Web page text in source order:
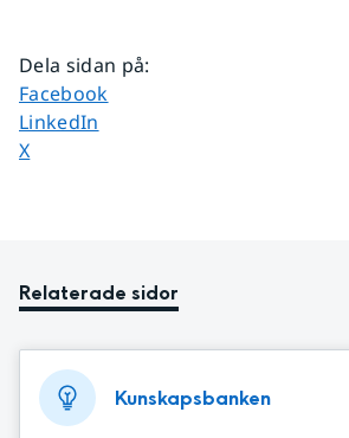
Dela sidan på:
Dela sidan på
Facebook
Dela sidan på
LinkedIn
Dela sidan på
X
Relaterade sidor
Kunskapsbanken